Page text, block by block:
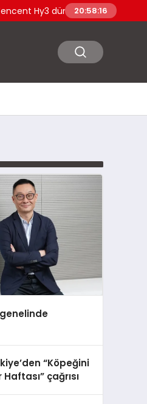
Hy3 dünya genelinde kullanıma
20:58:17
“Köpeğini
çağrısı